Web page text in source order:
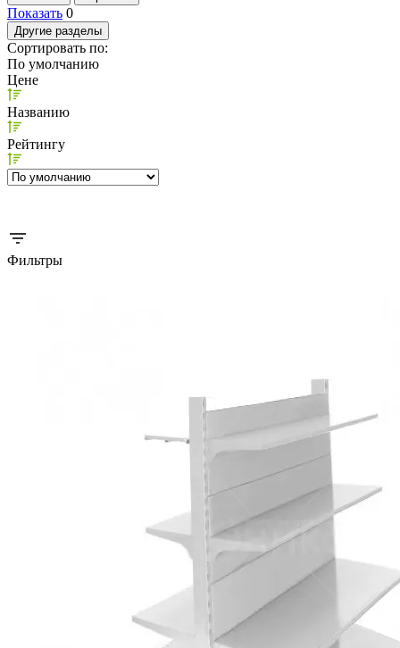
Показать 0
Другие разделы
Сортировать по:
По умолчанию
Цене
Названию
Рейтингу
Фильтры